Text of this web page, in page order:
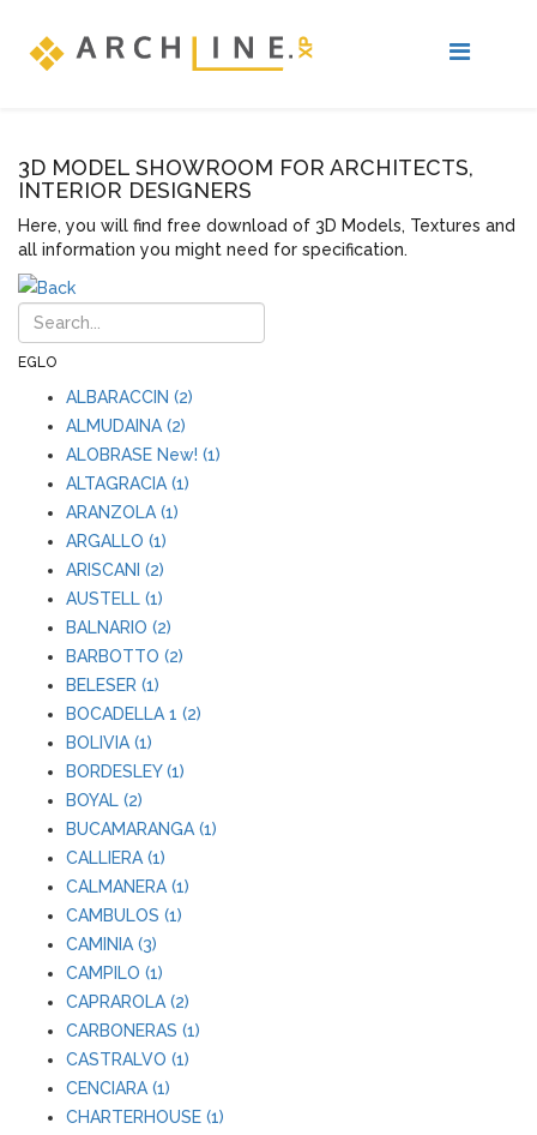
3D MODEL SHOWROOM FOR ARCHITECTS,
INTERIOR DESIGNERS
Here, you will find free download of 3D Models, Textures and
all information you might need for specification.
EGLO
ALBARACCIN (2)
ALMUDAINA (2)
ALOBRASE New! (1)
ALTAGRACIA (1)
ARANZOLA (1)
ARGALLO (1)
ARISCANI (2)
AUSTELL (1)
BALNARIO (2)
BARBOTTO (2)
BELESER (1)
BOCADELLA 1 (2)
BOLIVIA (1)
BORDESLEY (1)
BOYAL (2)
BUCAMARANGA (1)
CALLIERA (1)
CALMANERA (1)
CAMBULOS (1)
CAMINIA (3)
CAMPILO (1)
CAPRAROLA (2)
CARBONERAS (1)
CASTRALVO (1)
CENCIARA (1)
CHARTERHOUSE (1)